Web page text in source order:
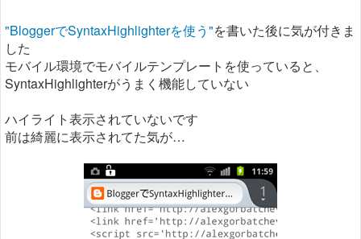
"BloggerでSyntaxHighlighterを使う"を書いた後に気が付きま
した
モバイル環境でモバイルテンプレートを使っていると、
SyntaxHighlighterがうまく機能していない
ハイライト表示されていないです
前は綺麗に表示されてた気が…